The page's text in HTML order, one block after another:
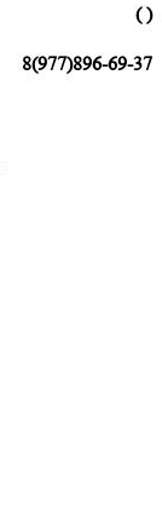
( )
8(977)896-69-37